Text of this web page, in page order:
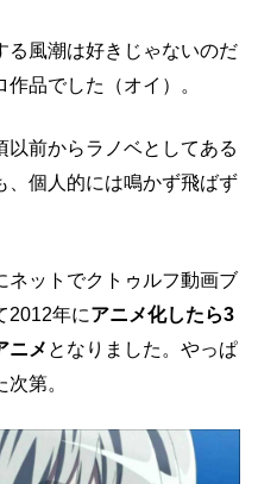
る風潮は好きじゃないのだ
品でした（オイ）。
以前からラノベとしてある
、個人的には鳴かず飛ばず
ネットでクトゥルフ動画ブ
2012年にアニメ化したら3
ニメ となりました。やっぱ
第。